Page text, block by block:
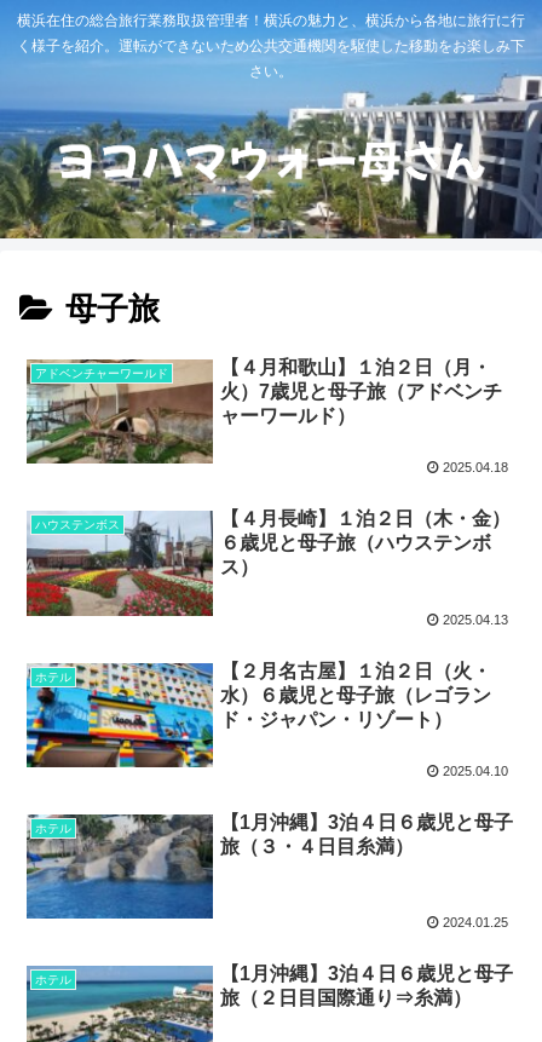
横浜在住の総合旅行業務取扱管理者！横浜の魅力と、横浜から各地に旅行に行
く様子を紹介。運転ができないため公共交通機関を駆使した移動をお楽しみ下
さい。
母子旅
アドベンチャーワールド
【４月和歌山】１泊２日（月・
火）7歳児と母子旅（アドベンチ
ャーワールド）
2025.04.18
ハウステンボス
【４月長崎】１泊２日（木・金）
６歳児と母子旅（ハウステンボ
ス）
2025.04.13
ホテル
【２月名古屋】１泊２日（火・
水）６歳児と母子旅（レゴラン
ド・ジャパン・リゾート）
2025.04.10
ホテル
【1月沖縄】3泊４日６歳児と母子
旅（３・４日目糸満）
2024.01.25
ホテル
【1月沖縄】3泊４日６歳児と母子
旅（２日目国際通り⇒糸満）